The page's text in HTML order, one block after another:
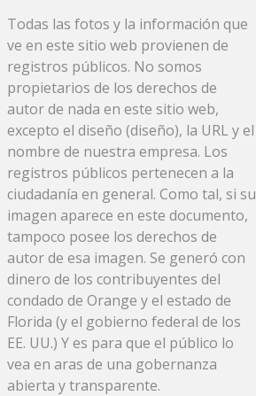
Todas las fotos y la información que
ve en este sitio web provienen de
registros públicos. No somos
propietarios de los derechos de
autor de nada en este sitio web,
excepto el diseño (diseño), la URL y el
nombre de nuestra empresa. Los
registros públicos pertenecen a la
ciudadanía en general. Como tal, si su
imagen aparece en este documento,
tampoco posee los derechos de
autor de esa imagen. Se generó con
dinero de los contribuyentes del
condado de Orange y el estado de
Florida (y el gobierno federal de los
EE. UU.) Y es para que el público lo
vea en aras de una gobernanza
abierta y transparente.